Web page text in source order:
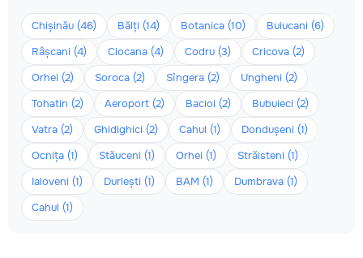
Chișinău (46) Bălți (14) Botanica (10)
Buiucani (6)
Râșcani (4)
Ciocana (4) Codru (3)
Cricova (2)
Orhei (2)
Soroca (2) Sîngera (2)
Ungheni (2)
Tohatin (2)
Aeroport (2) Bacioi (2)
Bubuieci (2)
Vatra (2)
Ghidighici (2) Cahul (1)
Dondușeni (1)
Ocnița (1)
Stăuceni (1) Orhei (1)
Străisteni (1)
Ialoveni (1)
Durlești (1) BAM (1)
Dumbrava (1)
Cahul (1)